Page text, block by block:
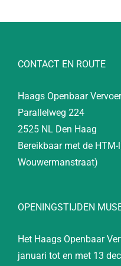
CONTACT EN ROUTE
Haags Openbaar
Parallelweg 224
2525 NL Den Haag
Bereikbaar met de
Wouwermanstraat)
OPENINGSTIJDEN
Het Haags Openbaar
januari tot en met 13